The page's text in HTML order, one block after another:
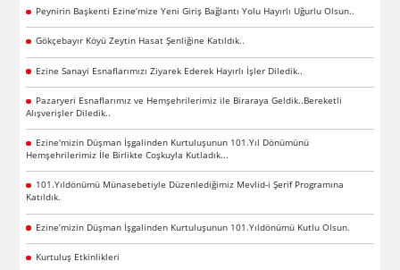
Peynirin Başkenti Ezine’mize Yeni Giriş Bağlantı Yolu Hayırlı Uğurlu Olsun..
Gökçebayır Köyü Zeytin Hasat Şenliğine Katıldık..
Ezine Sanayi Esnaflarımızı Ziyarek Ederek Hayırlı İşler Diledik..
Pazaryeri Esnaflarımız ve Hemşehrilerimiz ile Biraraya Geldik..Bereketli
Alışverişler Diledik..
Ezine'mizin Düşman İşgalinden Kurtuluşunun 101.Yıl Dönümünü
Hemşehrilerimiz İle Birlikte Coşkuyla Kutladık...
101.Yıldönümü Münasebetiyle Düzenlediğimiz Mevlid-i Şerif Programına
Katıldık.
Ezine’mizin Düşman İşgalinden Kurtuluşunun 101.Yıldönümü Kutlu Olsun.
Kurtuluş Etkinlikleri